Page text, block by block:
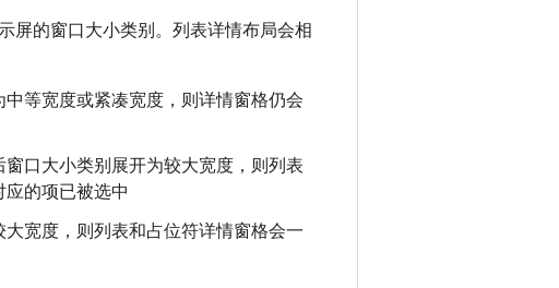
屏的窗口大小类别。列表详情布局会相
等宽度或紧凑宽度，则详情窗格仍会
口大小类别展开为较大宽度，则列表
的项已被选中
宽度，则列表和占位符详情窗格会一